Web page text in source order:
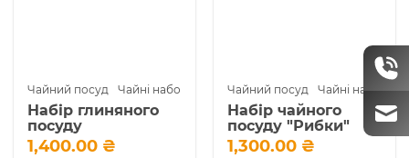
Чайний посуд Чайні набори
Набір глиняного
посуду
1,400.00 ₴
Чайний посуд Чайні набори
Набір чайного
посуду "Рибки"
1,300.00 ₴